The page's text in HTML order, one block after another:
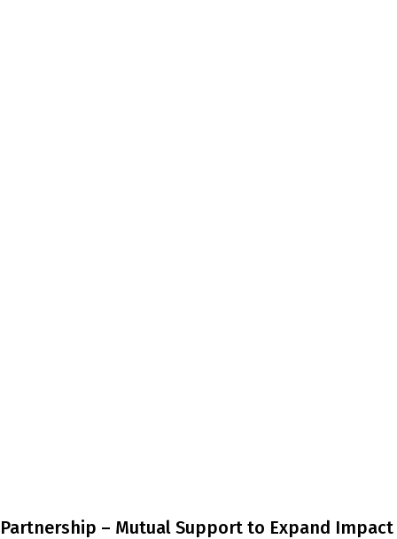
Partnership – Mutual Support to Expand Impact